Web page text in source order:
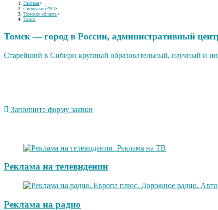
Главная>
Сибирский ФО>
Томская область>
Томск
Томск — город в России, административный
Старейший в Сибири крупный образовательный, научный и
Заполните форму заявки
Реклама на телевидении
Реклама на радио